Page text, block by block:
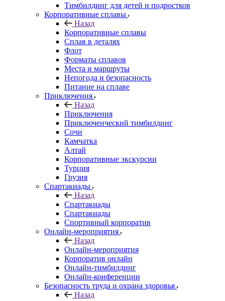
Тимбилдинг для детей и подростков
Корпоративные сплавы
Назад
Корпоративные сплавы
Сплав в деталях
Флот
Форматы сплавов
Места и маршруты
Непогода и безопасность
Питание на сплаве
Приключения
Назад
Приключения
Приключенческий тимбилдинг
Сочи
Камчатка
Алтай
Корпоративные экскурсии
Турция
Грузия
Спартакиады
Назад
Спартакиады
Спартакиады
Спортивный корпоратив
Онлайн-мероприятия
Назад
Онлайн-мероприятия
Корпоратив онлайн
Онлайн-тимбилдинг
Онлайн-конференции
Безопасность труда и охрана здоровья
Назад